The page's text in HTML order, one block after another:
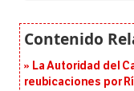
La Autoridad del
reubicaciones por